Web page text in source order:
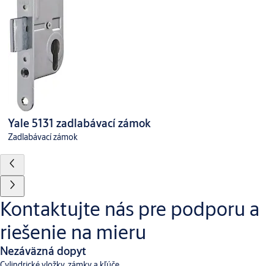
Yale 5131 zadlabávací zámok
Zadlabávací zámok
Kontaktujte nás pre podporu a
riešenie na mieru
Nezáväzná dopyt